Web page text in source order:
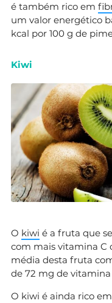
é também rico em
um valor energético
kcal por 100 g de
Kiwi
O kiwi é a fruta que
com mais vitamina C
média desta fruta
de 72 mg de vitamina
O kiwi é ainda rico